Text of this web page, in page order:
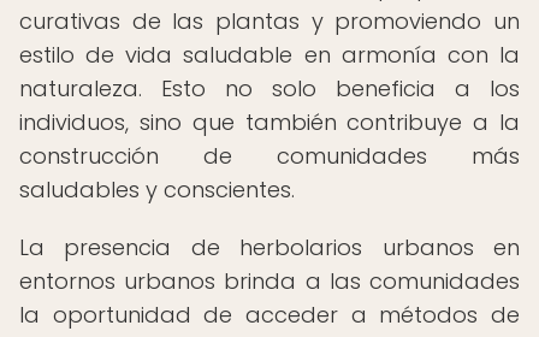
curativas de las plantas y promoviendo un
estilo de vida saludable en armonía con la
naturaleza. Esto no solo beneficia a los
individuos, sino que también contribuye a la
construcción de comunidades más
saludables y conscientes.
La presencia de herbolarios urbanos en
entornos urbanos brinda a las comunidades
la oportunidad de acceder a métodos de